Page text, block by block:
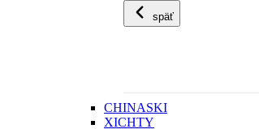
späť
CHINASKI
XICHTY